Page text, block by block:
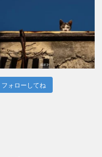
フォローしてね